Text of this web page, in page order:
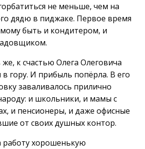
не меньше, чем на
дядю в пиджаке. Первое время
быть и кондитером, и
к счастью Олега Олеговича
гору. И прибыль попёрла. В его
заваливалось прилично
и школьники, и мамы с
и пенсионеры, и даже офисные
от своих душных контор.
работу хорошенькую